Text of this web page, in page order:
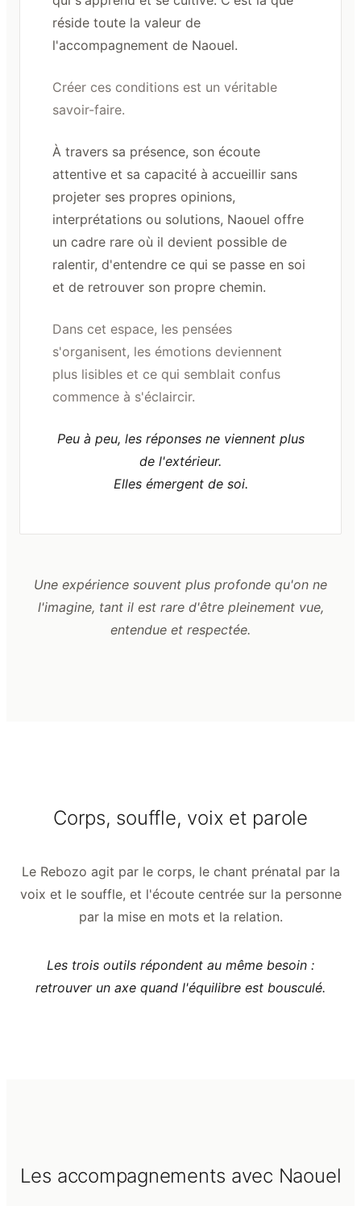
réside toute la valeur de
l'accompagnement de Naouel.
Créer ces conditions est un véritable
savoir-faire.
À travers sa présence, son écoute
attentive et sa capacité à accueillir sans
projeter ses propres opinions,
interprétations ou solutions, Naouel offre
un cadre rare où il devient possible de
ralentir, d'entendre ce qui se passe en soi
et de retrouver son propre chemin.
Dans cet espace, les pensées
s'organisent, les émotions deviennent
plus lisibles et ce qui semblait confus
commence à s'éclaircir.
Peu à peu, les réponses ne viennent plus
de l'extérieur.
Elles émergent de soi.
Une expérience souvent plus profonde qu'on ne
l'imagine, tant il est rare d'être pleinement vue,
entendue et respectée.
Corps, souffle, voix et parole
Le Rebozo agit par le corps, le chant prénatal par la
voix et le souffle, et l'écoute centrée sur la personne
par la mise en mots et la relation.
Les trois outils répondent au même besoin :
retrouver un axe quand l'équilibre est bousculé.
Les accompagnements avec Naouel